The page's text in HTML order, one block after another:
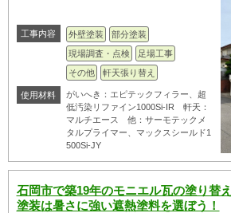
工事内容 外壁塗装
部分塗装
現場調査・点検
足場工事
その他
軒天張り替え
使用材料
がいへき：エピテックフィラー、超
低汚染リファイン1000Si-IR 軒天：
マルチエース 他：サーモテックメ
タルプライマー、マックスシールド1
500Si-JY
石岡市で築19年のモニエル瓦の塗り替
塗装は暑さに強い遮熱塗料を選ぼう！